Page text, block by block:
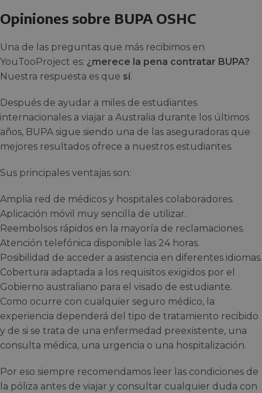
Opiniones sobre BUPA OSHC
Una de las preguntas que más recibimos en
YouTooProject es: ¿merece la pena contratar BUPA?
Nuestra respuesta es que sí.
Después de ayudar a miles de estudiantes
internacionales a viajar a Australia durante los últimos
años, BUPA sigue siendo una de las aseguradoras que
mejores resultados ofrece a nuestros estudiantes.
Sus principales ventajas son:
Amplia red de médicos y hospitales colaboradores.
Aplicación móvil muy sencilla de utilizar.
Reembolsos rápidos en la mayoría de reclamaciones.
Atención telefónica disponible las 24 horas.
Posibilidad de acceder a asistencia en diferentes idiomas.
Cobertura adaptada a los requisitos exigidos por el
Gobierno australiano para el visado de estudiante.
Como ocurre con cualquier seguro médico, la
experiencia dependerá del tipo de tratamiento recibido
y de si se trata de una enfermedad preexistente, una
consulta médica, una urgencia o una hospitalización.
Por eso siempre recomendamos leer las condiciones de
la póliza antes de viajar y consultar cualquier duda con